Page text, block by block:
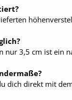
nur 3,5 cm ist ein
dich direkt mit